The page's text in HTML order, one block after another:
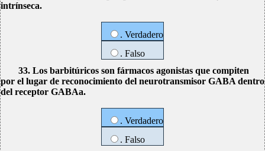
intrínseca.
. Verdadero
. Falso
33. Los barbitúricos son fármacos agonistas que compiten
por el lugar de reconocimiento del neurotransmisor GABA dentro
del receptor GABAa.
. Verdadero
. Falso